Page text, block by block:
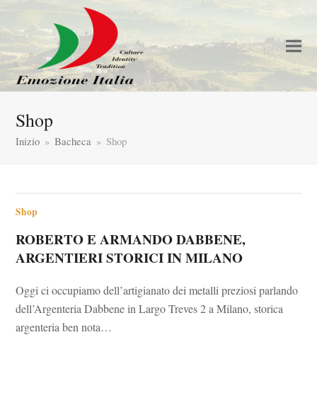
Shop
Inizio » Bacheca » Shop
Shop
ROBERTO E ARMANDO DABBENE,
ARGENTIERI STORICI IN MILANO
Oggi ci occupiamo dell’artigianato dei metalli preziosi parlando
dell’Argenteria Dabbene in Largo Treves 2 a Milano, storica
argenteria ben nota…